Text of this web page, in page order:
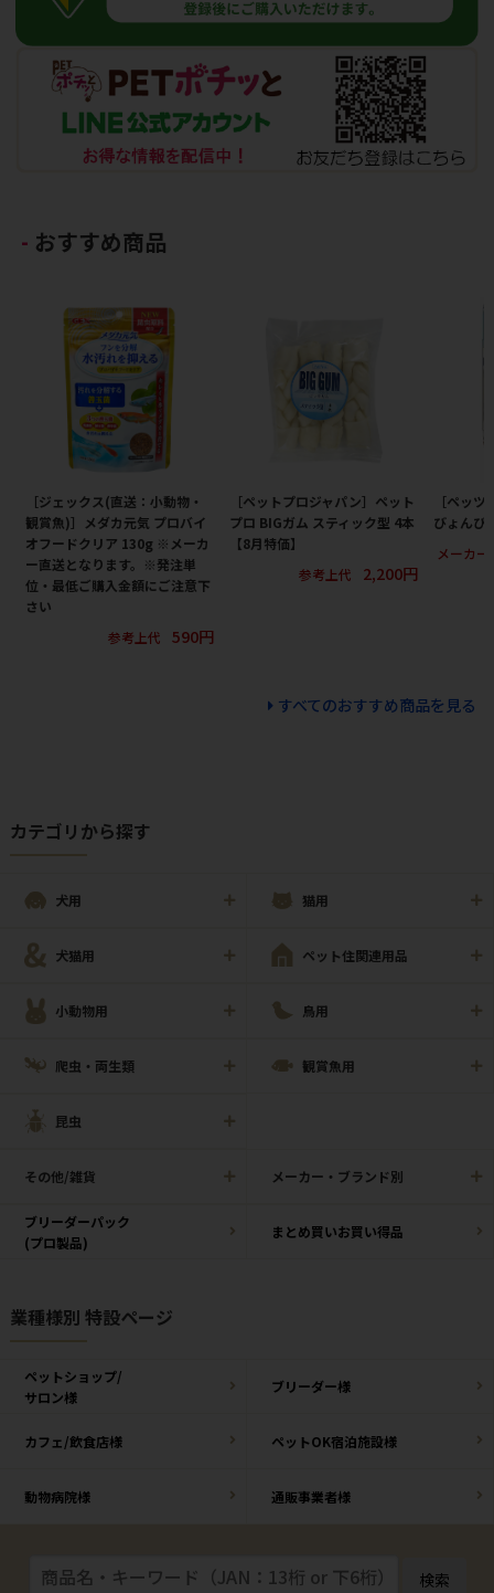
おすすめ商品
［ジェックス(直送：小動物・
観賞魚)］メダカ元気 プロバイ
オフードクリア 130g ※メーカ
ー直送となります。※発注単
位・最低ご購入金額にご注意下
さい
参考上代
590円
［ペットプロジャパン］ペット
プロ BIGガム スティック型 4本
【8月特価】
参考上代
2,200円
［ペッ
びょんび
メーカ
すべてのおすすめ商品を見る
カテゴリから探す
犬用 猫用
犬猫用 ペット住関連用品
小動物用 鳥用
爬虫・両生類 観賞魚用
昆虫
その他/雑貨 メーカー・ブランド別
ブリーダーパック
(プロ製品)
まとめ買いお買い得品
業種様別 特設ページ
ペットショップ/
サロン様
ブリーダー様
カフェ/飲食店様 ペットOK宿泊施設様
動物病院様 通販事業者様
検索